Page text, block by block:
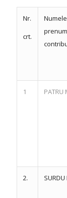
Nr.
crt.
1 PATRU
2. SURDU